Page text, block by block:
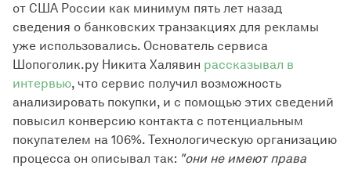
от США России как минимум пять лет назад
сведения о банковских транзакциях для рекламы
уже использовались. Основатель сервиса
Шопоголик.ру Никита Халявин рассказывал в
интервью, что сервис получил возможность
анализировать покупки, и с помощью этих сведений
повысил конверсию контакта с потенциальным
покупателем на 106%. Технологическую организацию
процесса он описывал так: "они не имеют права